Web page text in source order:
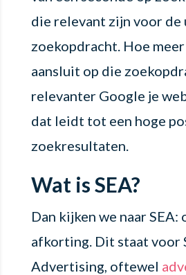
die relevant zijn voor
zoekopdracht. Hoe
aansluit op die
relevanter Google je
dat leidt tot een hoge
zoekresultaten.
Wat is SEA?
Dan kijken we naar SEA:
afkorting. Dit staat voor
Advertising, oftewel